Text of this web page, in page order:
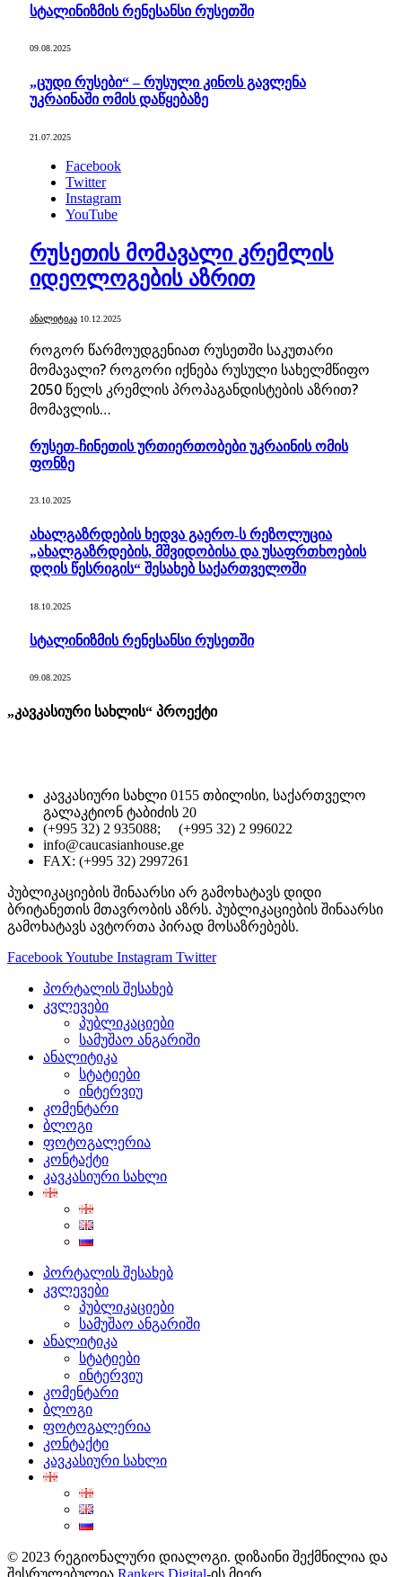
სტალინიზმის რენესანსი რუსეთში
09.08.2025
„ცუდი რუსები“ – რუსული კინოს გავლენა
უკრაინაში ომის დაწყებაზე
21.07.2025
Facebook
Twitter
Instagram
YouTube
რუსეთის მომავალი კრემლის
იდეოლოგების აზრით
ᲐᲜᲐᲚᲘᲢᲘᲙᲐ 10.12.2025
როგორ წარმოუდგენიათ რუსეთში საკუთარი
მომავალი? როგორი იქნება რუსული სახელმწიფო
2050 წელს კრემლის პროპაგანდისტების აზრით?
მომავლის…
რუსეთ-ჩინეთის ურთიერთობები უკრაინის ომის
ფონზე
23.10.2025
ახალგაზრდების ხედვა გაერო-ს რეზოლუცია
„ახალგაზრდების, მშვიდობისა და უსაფრთხოების
დღის წესრიგის“ შესახებ საქართველოში
18.10.2025
სტალინიზმის რენესანსი რუსეთში
09.08.2025
„კავკასიური სახლის“ პროექტი
კავკასიური სახლი 0155 თბილისი, საქართველო
გალაკტიონ ტაბიძის 20
(+995 32) 2 935088; (+995 32) 2 996022
info@caucasianhouse.ge
FAX: (+995 32) 2997261
პუბლიკაციების შინაარსი არ გამოხატავს დიდი
ბრიტანეთის მთავრობის აზრს. პუბლიკაციების შინაარსი
გამოხატავს ავტორთა პირად მოსაზრებებს.
FacebookYoutube Instagram Twitter
პორტალის შესახებ
კვლევები
პუბლიკაციები
სამუშაო ანგარიში
ანალიტიკა
სტატიები
ინტერვიუ
კომენტარი
ბლოგი
ფოტოგალერია
კონტაქტი
კავკასიური სახლი
პორტალის შესახებ
კვლევები
პუბლიკაციები
სამუშაო ანგარიში
ანალიტიკა
სტატიები
ინტერვიუ
კომენტარი
ბლოგი
ფოტოგალერია
კონტაქტი
კავკასიური სახლი
© 2023 რეგიონალური დიალოგი. დიზაინი შექმნილია და
შესრულებულია Rankers Digital-ის მიერ